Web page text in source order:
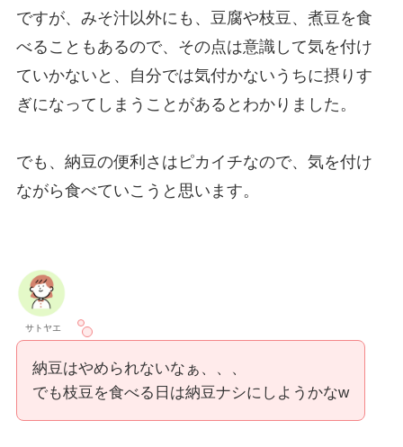
ですが、みそ汁以外にも、豆腐や枝豆、煮豆を食
べることもあるので、その点は意識して気を付け
ていかないと、自分では気付かないうちに摂りす
ぎになってしまうことがあるとわかりました。
でも、納豆の便利さはピカイチなので、気を付け
ながら食べていこうと思います。
サトヤエ
納豆はやめられないなぁ、、、
でも枝豆を食べる日は納豆ナシにしようかなw